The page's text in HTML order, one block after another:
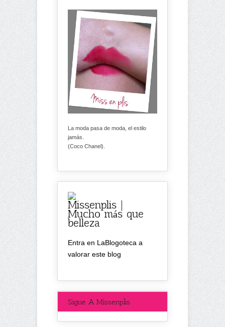
La moda pasa de moda, el estilo
jamás.
(Coco Chanel).
Missenplis |
Mucho más que
belleza
Entra en LaBlogoteca a
valorar este blog
Sigue A Missenplis